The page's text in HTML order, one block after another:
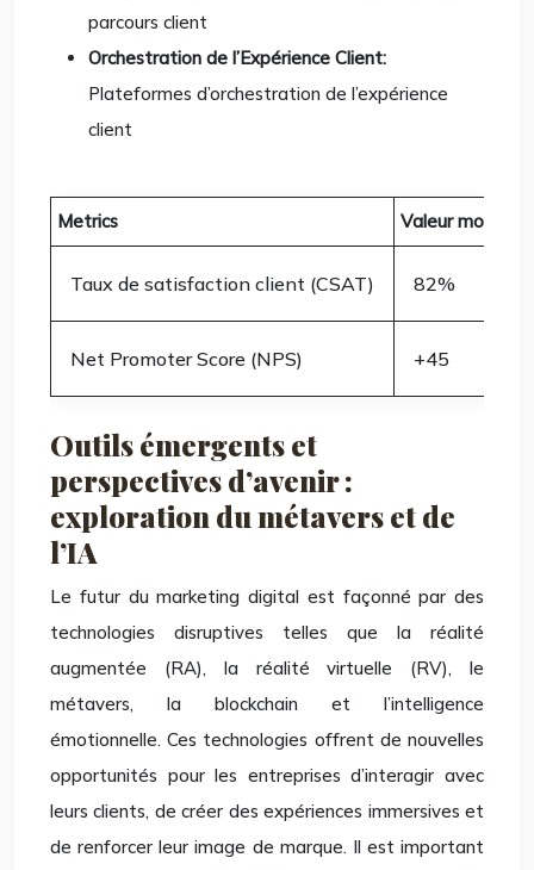
parcours client
Orchestration de l’Expérience Client:
Plateformes d’orchestration de l’expérience
client
Metrics Valeur moyenne
Taux de satisfaction client (CSAT) 82%
Net Promoter Score (NPS) +45
Outils émergents et
perspectives d’avenir :
exploration du métavers et de
l’IA
Le futur du marketing digital est façonné par des
technologies disruptives telles que la réalité
augmentée (RA), la réalité virtuelle (RV), le
métavers, la blockchain et l’intelligence
émotionnelle. Ces technologies offrent de nouvelles
opportunités pour les entreprises d’interagir avec
leurs clients, de créer des expériences immersives et
de renforcer leur image de marque. Il est important